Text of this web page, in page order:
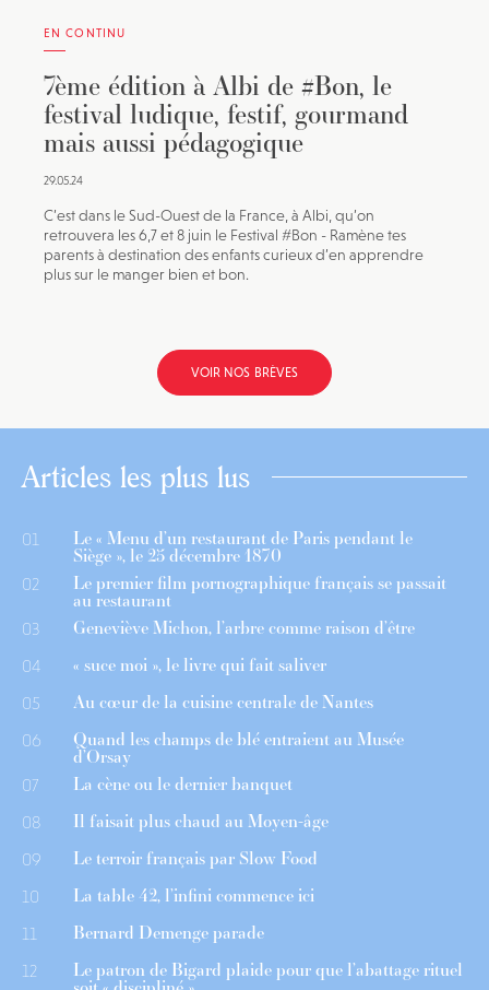
EN CONTINU
7ème édition à Albi de #Bon, le
festival ludique, festif, gourmand
mais aussi pédagogique
29.05.24
C’est dans le Sud-Ouest de la France, à Albi, qu’on
retrouvera les 6,7 et 8 juin le Festival #Bon - Ramène tes
parents à destination des enfants curieux d’en apprendre
plus sur le manger bien et bon.
VOIR NOS BRÈVES
Articles les plus lus
01 Le « Menu d’un restaurant de Paris pendant le
Siège », le 25 décembre 1870
02 Le premier film pornographique français se passait
au restaurant
03 Geneviève Michon, l’arbre comme raison d’être
04 « suce moi », le livre qui fait saliver
05 Au cœur de la cuisine centrale de Nantes
06 Quand les champs de blé entraient au Musée
d’Orsay
07 La cène ou le dernier banquet
08 Il faisait plus chaud au Moyen-âge
09 Le terroir français par Slow Food
10 La table 42, l’infini commence ici
11 Bernard Demenge parade
12 Le patron de Bigard plaide pour que l’abattage rituel